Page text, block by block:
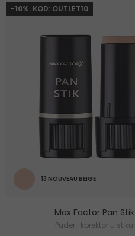
-10%. KOD: OUTLET10
13 NOUVEAU BEIGE
Max Factor Pan Stik
Puder i korektor u stiku